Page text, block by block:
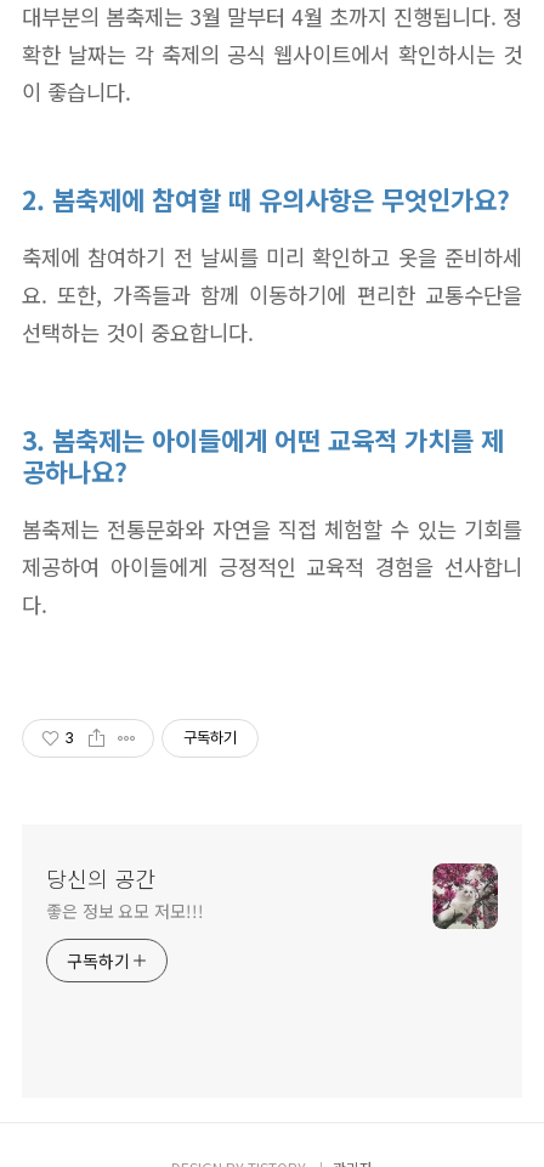
대부분의 봄축제는 3월 말부터 4월 초까지 진행됩니다. 정
확한 날짜는 각 축제의 공식 웹사이트에서 확인하시는 것
이 좋습니다.
2. 봄축제에 참여할 때 유의사항은 무엇인가요?
축제에 참여하기 전 날씨를 미리 확인하고 옷을 준비하세
요. 또한, 가족들과 함께 이동하기에 편리한 교통수단을
선택하는 것이 중요합니다.
3. 봄축제는 아이들에게 어떤 교육적 가치를 제
공하나요?
봄축제는 전통문화와 자연을 직접 체험할 수 있는 기회를
제공하여 아이들에게 긍정적인 교육적 경험을 선사합니
다.
3 구독하기
당신의 공간
좋은 정보 요모 저모!!!
구독하기